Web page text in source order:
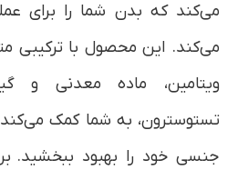
می‌کند که بدن شما را برای
ویتامین، ماده معدنی و
تستوسترون، به شما کمک
جنسی خود را بهبود ببخشید.